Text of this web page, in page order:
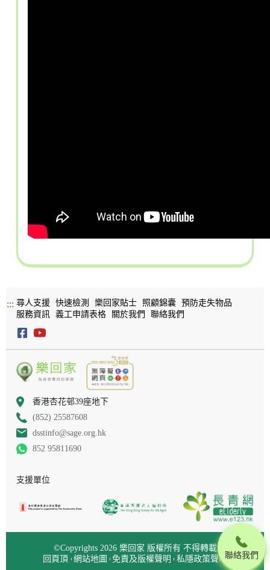
聯絡我們
::: 尋人支援 快速檢測 樂回家貼士 照顧錦囊
預防走失物品
服務資訊
義工申請表格 關於我們 聯絡我們
香港杏花邨39座地下
(852) 25587608
dsstinfo@sage.org.hk
852 95811690
支援單位
©Copyrights 2026 樂回家 版權所有 不得轉載
回頁頂 網站地圖 免責及版權聲明 私隱政策聲明